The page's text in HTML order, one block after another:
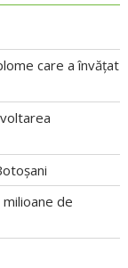
care a învățat
de